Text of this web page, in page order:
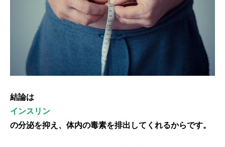
結論は
インスリン
の分泌を抑え、体内の毒素を排出してくれるからです。